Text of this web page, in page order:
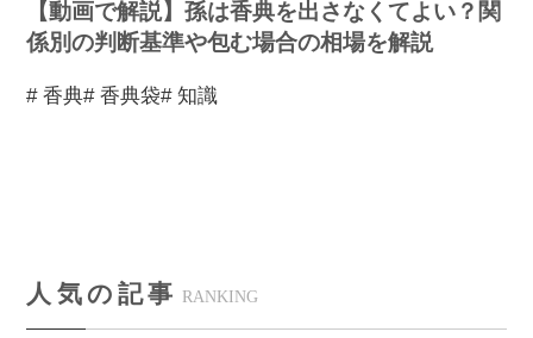
【動画で解説】孫は香典を出さなくてよい？関
係別の判断基準や包む場合の相場を解説
# 香典# 香典袋# 知識
人気の記事 RANKING